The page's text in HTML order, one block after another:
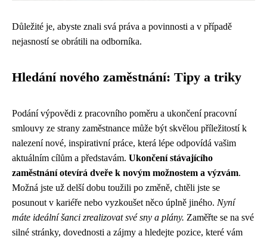
Důležité je, abyste znali svá práva a povinnosti a v případě
nejasností se obrátili na odborníka.
Hledání nového zaměstnání: Tipy a triky
Podání výpovědi z pracovního poměru a ukončení pracovní
smlouvy ze strany zaměstnance může být skvělou příležitostí k
nalezení nové, inspirativní práce, která lépe odpovídá vašim
aktuálním cílům a představám. Ukončení stávajícího
zaměstnání otevírá dveře k novým možnostem a výzvám.
Možná jste už delší dobu toužili po změně, chtěli jste se
posunout v kariéře nebo vyzkoušet něco úplně jiného. Nyní
máte ideální šanci zrealizovat své sny a plány. Zaměřte se na své
silné stránky, dovednosti a zájmy a hledejte pozice, které vám